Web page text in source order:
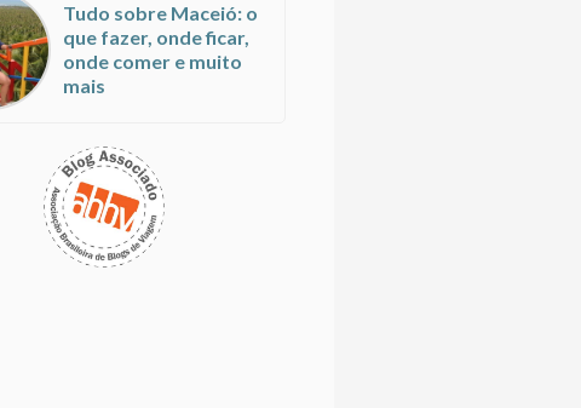
Tudo sobre Maceió: o
que fazer, onde ficar,
onde comer e muito
mais